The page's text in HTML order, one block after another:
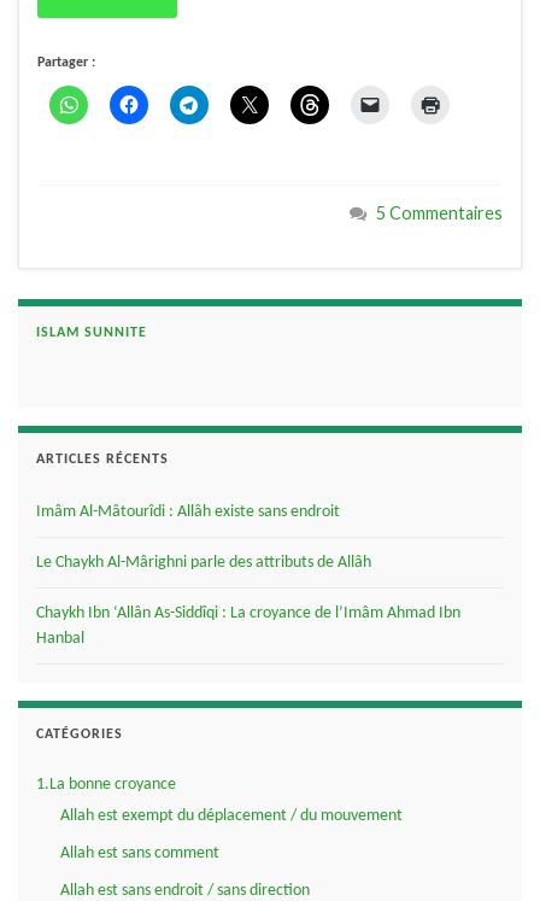
Partager :
5 Commentaires
ISLAM SUNNITE
ARTICLES RÉCENTS
Imâm Al-Mâtourîdi : Allâh existe sans endroit
Le Chaykh Al-Mârighni parle des attributs de Allâh
Chaykh Ibn ‘Allân As-Siddîqi : La croyance de l’Imâm Ahmad Ibn
Hanbal
CATÉGORIES
1.La bonne croyance
Allah est exempt du déplacement / du mouvement
Allah est sans comment
Allah est sans endroit / sans direction